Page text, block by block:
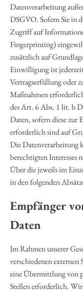
Datenverarbeitung
DSGVO. Sofern Sie in
Zugriff auf
Fingerprinting)
zusätzlich auf
Einwilligung ist
Vertragserfüllung oder
Maßnahmen
des Art. 6 Abs. 1 lit. b
Daten, sofern diese
erforderlich sind auf
Die Datenverarbeitung
berechtigten
Über die jeweils im
in den folgenden
Empfänger
Daten
Im Rahmen unserer
verschiedenen externen
eine Übermittlung von
Stellen erforderlich. Wir